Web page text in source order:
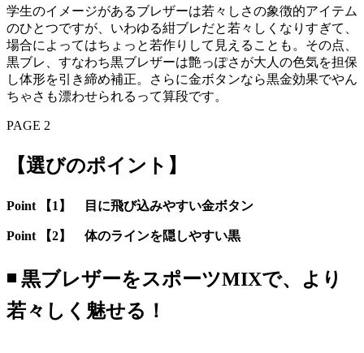
学生のイメージがあるブレザーは若々しさの象徴的アイテム
のひとつですが、いわゆる紺ブレだと若々しくなりすぎて、
場合によってはちょっと若作りして見えることも。その点、
黒ブレ、すなわち黒ブレザーは艶っぽさが大人の色気を担保
し体形を引き締め補正。さらに金ボタンなら黒金効果でやん
ちゃさも漂わせられるって算段です。
PAGE 2
【選びのポイント】
Point 【1】 目に飛び込みやすい金ボタン
Point 【2】 体のラインを隠しやすい黒
◾️ 黒ブレザーをスポーツMIXで、より
若々しく魅せる！